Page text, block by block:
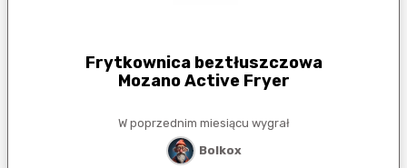
Frytkownica beztłuszczowa
Mozano Active Fryer
W poprzednim miesiącu wygrał
Bolkox